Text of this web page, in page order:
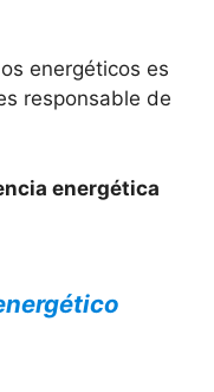
energéticos es
responsable de
energética